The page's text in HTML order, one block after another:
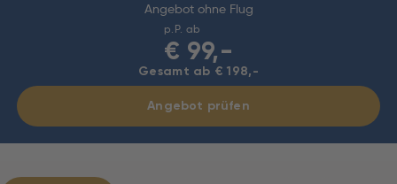
Angebot ohne Flug
p.P. ab
€ 99,-
Gesamt ab € 198,-
Angebot prüfen